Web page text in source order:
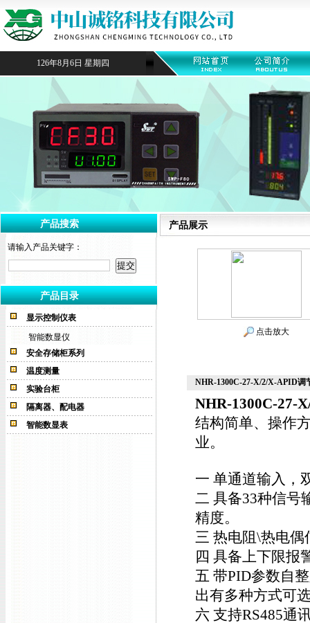
126年8月6日 星期四
产品搜索
请输入产品关键字：
产品目录
显示控制仪表
智能数显仪
安全存储柜系列
温度测量
实验台柜
隔离器、配电器
智能数显表
产品展示
点击放大
NHR-1300C-27-X/2/X-APID调
NHR-1300C-27-
结构简单、操作
业。
一 单通道输入，
二 具备33种信号
精度。
三 热电阻\热电
四 具备上下限报
五 带PID参数自
出有多种方式可
六 支持RS485通